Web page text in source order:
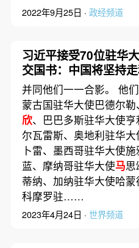
2022年9月25日 · 政经频道
习近平接受70位驻华
交国书：中国将坚持
发展道路 坚持对外开放
国策
并同他们一一合影。 他们
蒙古国驻华大使巴德尔
欣、巴巴多斯驻华大使
尔瓦雷斯、奥地利驻华
卜雷、墨西哥驻华大使
蓝、摩纳哥驻华大使马
蒂纳、加纳驻华大使哈蒙
科摩罗驻……
2023年4月24日 · 世界频道